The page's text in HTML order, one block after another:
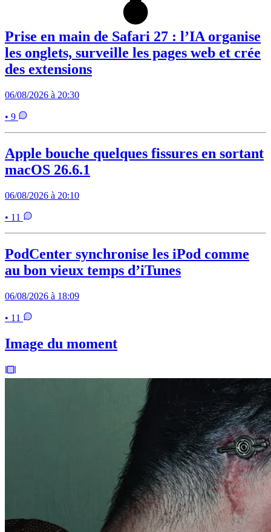
Prise en main de Safari 27 : l’IA organise
les onglets, surveille les pages web et crée
des extensions
06/08/2026 à 20:30
• 9
Apple bouche quelques fissures en sortant
macOS 26.6.1
06/08/2026 à 20:10
• 11
PodCenter synchronise les iPod comme
au bon vieux temps d’iTunes
06/08/2026 à 18:09
• 11
Image du moment